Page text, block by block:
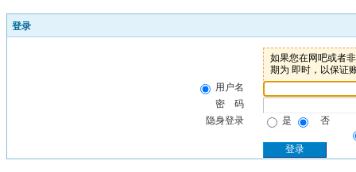
登录
如果您在网吧或者
期为 即时，以保证
用户名
密 码
隐身登录
是 否